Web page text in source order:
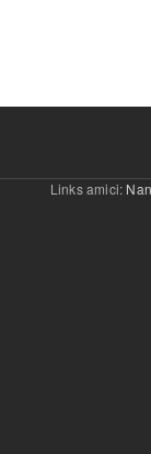
Links amici: